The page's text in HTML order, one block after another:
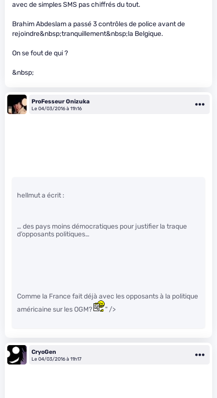
avec de simples SMS pas chiffrés du tout.
Brahim Abdeslam a passé 3 contrôles de police avant de
rejoindre&nbsp;tranquillement&nbsp;la Belgique.
On se fout de qui ?
&nbsp;
ProFesseur Onizuka
Le 04/03/2016 à 11h16
hellmut a écrit :
… des pays moins démocratiques pour justifier la traque
d’opposants politiques…
Comme la France fait déjà avec les opposants à la politique
américaine sur les OGM?
" />
CryoGen
Le 04/03/2016 à 11h17